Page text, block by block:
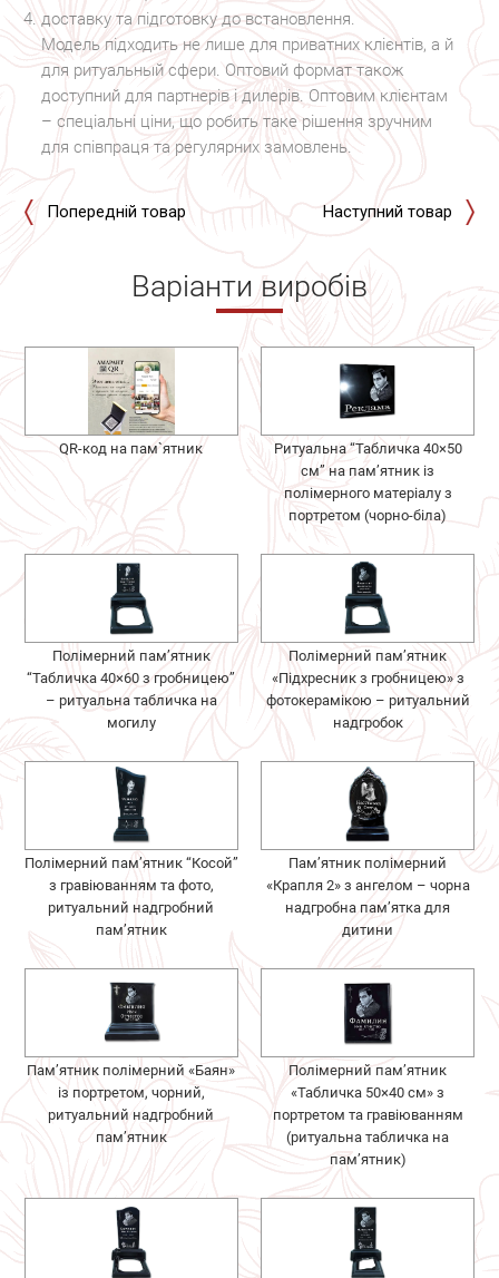
доставку та підготовку до встановлення.
Модель підходить не лише для приватних клієнтів, а й
для ритуальный сфери. Оптовий формат також
доступний для партнерів і дилерів. Оптовим клієнтам
– спеціальні ціни, що робить таке рішення зручним
для співпраця та регулярних замовлень.
Попередній товар Наступний товар
Варіанти виробів
QR-код на пам`ятник
Ритуальна “Табличка 40×50
см” на пам’ятник із
полімерного матеріалу з
портретом (чорно-біла)
Полімерний пам’ятник
“Табличка 40×60 з гробницею”
– ритуальна табличка на
могилу
Полімерний пам’ятник
«Підхресник з гробницею» з
фотокерамікою – ритуальний
надгробок
Полімерний пам’ятник “Косой”
з гравіюванням та фото,
ритуальний надгробний
пам’ятник
Пам’ятник полімерний
«Крапля 2» з ангелом – чорна
надгробна пам’ятка для
дитини
Пам’ятник полімерний «Баян»
із портретом, чорний,
ритуальний надгробний
пам’ятник
Полімерний пам’ятник
«Табличка 50×40 см» з
портретом та гравіюванням
(ритуальна табличка на
пам’ятник)